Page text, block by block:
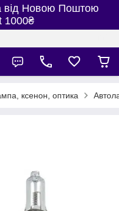
від Новою Поштою
1000₴
ксенон, оптика